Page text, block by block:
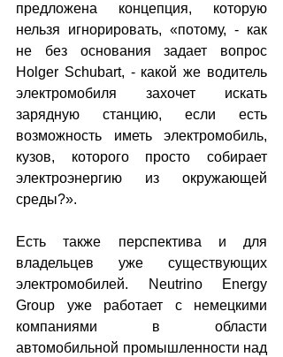
предложена концепция, которую
нельзя игнорировать, «потому, - как
не без основания задает вопрос
Holger Schubart, - какой же водитель
электромобиля захочет искать
зарядную станцию, если есть
возможность иметь электромобиль,
кузов, которого просто собирает
электроэнергию из окружающей
среды?».
Есть также перспектива и для
владельцев уже существующих
электромобилей. Neutrino Energy
Group уже работает с немецкими
компаниями в области
автомобильной промышленности над